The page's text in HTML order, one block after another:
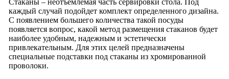
Стаканы – неотъемлемая часть сервировки стола. Под
каждый случай подойдет комплект определенного дизайна.
С появлением большего количества такой посуды
появляется вопрос, какой метод размещения стаканов будет
наиболее удобным, надежным и эстетически
привлекательным. Для этих целей предназначены
специальные подставки под стаканы из хромированной
проволоки.